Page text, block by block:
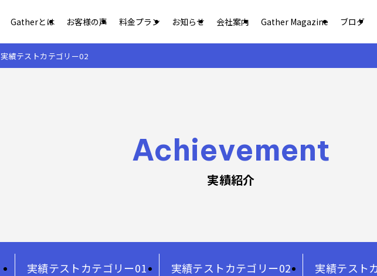
Gatherとは お客様の声 料金プラン お知らせ 会社案内 Gather Magazine ブログ
実績テストカテゴリー02
Achievement
実績紹介
実績テストカテゴリー01 実績テストカテゴリー02 実績テスト